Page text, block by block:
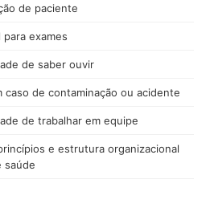
de paciente
para exames
de saber ouvir
caso de contaminação ou acidente
de trabalhar em equipe
e estrutura organizacional
saúde